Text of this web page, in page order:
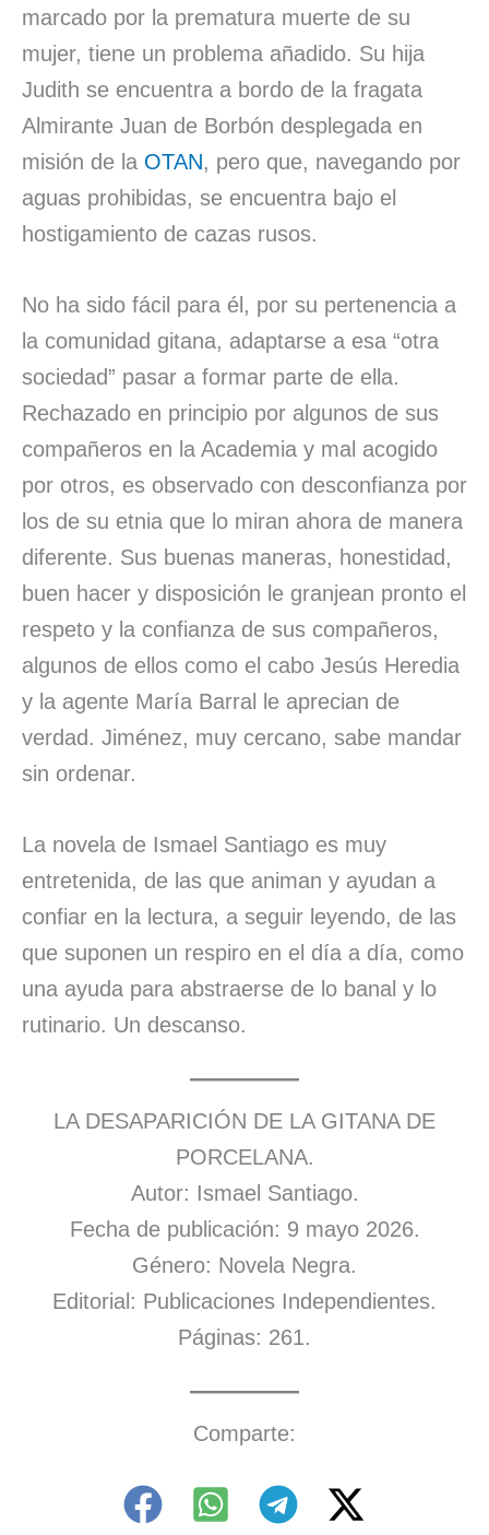
marcado por la prematura muerte de su
mujer, tiene un problema añadido. Su hija
Judith se encuentra a bordo de la fragata
Almirante Juan de Borbón desplegada en
misión de la OTAN, pero que, navegando por
aguas prohibidas, se encuentra bajo el
hostigamiento de cazas rusos.
No ha sido fácil para él, por su pertenencia a
la comunidad gitana, adaptarse a esa “otra
sociedad” pasar a formar parte de ella.
Rechazado en principio por algunos de sus
compañeros en la Academia y mal acogido
por otros, es observado con desconfianza por
los de su etnia que lo miran ahora de manera
diferente. Sus buenas maneras, honestidad,
buen hacer y disposición le granjean pronto el
respeto y la confianza de sus compañeros,
algunos de ellos como el cabo Jesús Heredia
y la agente María Barral le aprecian de
verdad. Jiménez, muy cercano, sabe mandar
sin ordenar.
La novela de Ismael Santiago es muy
entretenida, de las que animan y ayudan a
confiar en la lectura, a seguir leyendo, de las
que suponen un respiro en el día a día, como
una ayuda para abstraerse de lo banal y lo
rutinario. Un descanso.
LA DESAPARICIÓN DE LA GITANA DE
PORCELANA.
Autor: Ismael Santiago.
Fecha de publicación: 9 mayo 2026.
Género: Novela Negra.
Editorial: Publicaciones Independientes.
Páginas: 261.
Comparte: